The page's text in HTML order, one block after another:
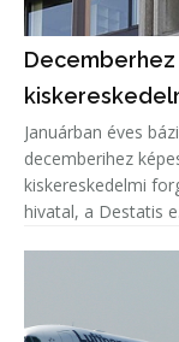
Januárban éves
decemberihez
kiskereskedelmi forgalom. A német
hivatal, a Destatis